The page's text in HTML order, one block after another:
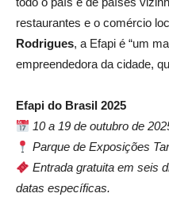
restaurantes e o comércio
Rodrigues, a Efapi é “um
empreendedora da cidade,
Efapi do Brasil 2025
10 a 19 de outubro de
Parque de Exposições
Entrada gratuita em seis
datas específicas.